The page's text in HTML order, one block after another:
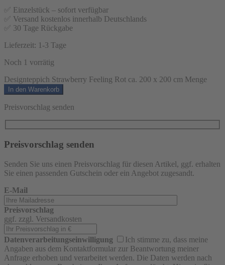
✅ Einzelstück – sofort verfügbar
✅ Versand kostenlos innerhalb Deutschlands
✅ 30 Tage Rückgabe
Lieferzeit: 1-3 Tage
Noch 1 vorrätig
Designteppich Strawberry Feeling Rot ca. 200 x 200 cm Menge
In den Warenkorb
Preisvorschlag senden
Preisvorschlag senden
Senden Sie uns einen Preisvorschlag für diesen Artikel, ggf. erhalten
Sie einen passenden Gutschein oder ein Angebot zugesandt.
E-Mail
Preisvorschlag
ggf. zzgl. Versandkosten
Datenverarbeitungseinwilligung
Ich stimme zu, dass meine
Angaben aus dem Kontaktformular zur Beantwortung meiner
Anfrage erhoben und verarbeitet werden. Die Daten werden nach